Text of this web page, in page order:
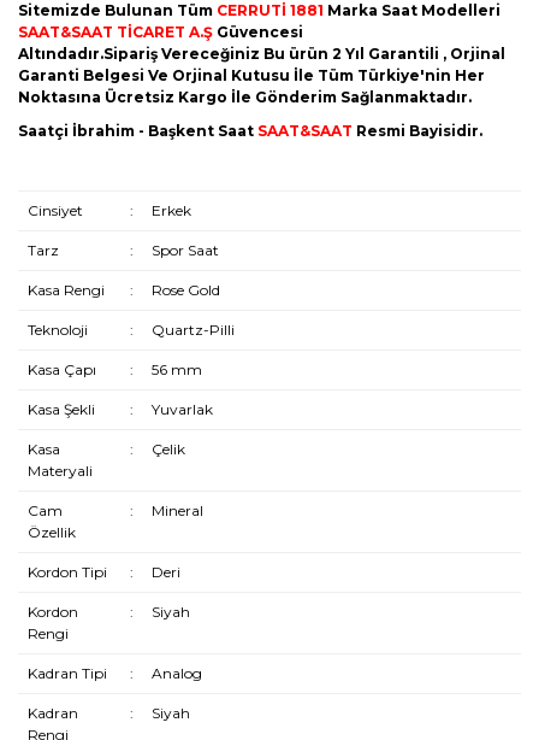
Sitemizde Bulunan Tüm CERRUTİ 1881 Marka Saat Modelleri
SAAT&SAAT TİCARET A.Ş Güvencesi
Altındadır.Sipariş Vereceğiniz Bu ürün 2 Yıl Garantili , Orjinal
Garanti Belgesi Ve Orjinal Kutusu İle Tüm Türkiye'nin Her
Noktasına Ücretsiz Kargo İle Gönderim Sağlanmaktadır.
Saatçi İbrahim - Başkent Saat SAAT&SAAT Resmi Bayisidir.
Cinsiyet : Erkek
Tarz : Spor Saat
Kasa Rengi : Rose Gold
Teknoloji : Quartz-Pilli
Kasa Çapı : 56 mm
Kasa Şekli : Yuvarlak
Kasa
Materyali
: Çelik
Cam
Özellik
: Mineral
Kordon Tipi : Deri
Kordon
Rengi
: Siyah
Kadran Tipi : Analog
Kadran
Rengi
: Siyah